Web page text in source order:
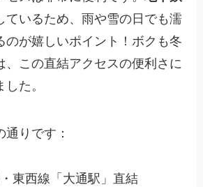
ているため、雨や雪の日でも濡
のが嬉しいポイント！ボクも冬
、この直結アクセスの便利さに
た。
りです：
東西線「大通駅」直結